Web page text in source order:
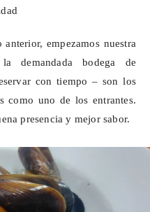
empezamos nuestra
demandada bodega de
con tiempo – son los
como uno de los entrantes.
presencia y mejor sabor.